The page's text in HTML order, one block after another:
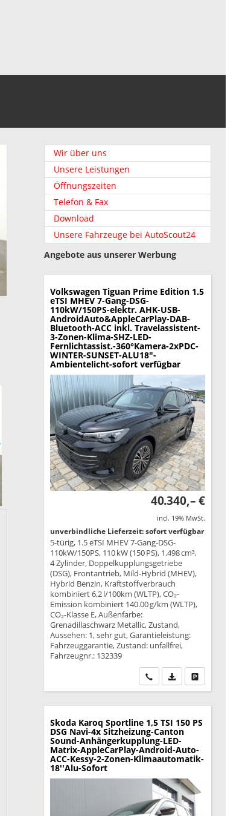
Wir über uns
Unsere Leistungen
Öffnungszeiten
Telefon & Fax
Download
Unsere Fahrzeuge bei AutoScout24
Angebote aus unserer Werbung
Volkswagen Tiguan Prime Edition 1.5
eTSI MHEV 7-Gang-DSG-
110kW/150PS-elektr. AHK-USB-
AndroidAuto&AppleCarPlay-DAB-
Bluetooth-ACC inkl. Travelassistent-
3-Zonen-Klima-SHZ-LED-
Fernlichtassist.-360°Kamera-2xPDC-
WINTER-SUNSET-ALU18"-
Ambientelicht-sofort verfügbar
40.340,– €
incl. 19% MwSt.
unverbindliche Lieferzeit: sofort verfügbar
5-türig, 1.5 eTSI MHEV 7-Gang-DSG-
110kW/150PS, 110 kW (150 PS), 1.498 cm³,
4 Zylinder, Doppelkupplungsgetriebe
(DSG), Frontantrieb, Mild-Hybrid (MHEV),
Hybrid Benzin, Kraftstoffverbrauch
kombiniert 6,2 l/100km (WLTP), CO₂-
Emission kombiniert 140.00 g/km (WLTP),
CO₂-Klasse E, Außenfarbe:
Grenadillaschwarz Metallic, Zustand,
Aussehen: 1, sehr gut, Garantieleistung:
Fahrzeuggarantie, Zustand: unfallfrei,
Fahrzeugnr.: 132339
Wir rufen Sie an
PDF-Datei,Drucken,
Skoda Karoq Sportline 1,5 TSI 150 PS
DSG Navi-4x Sitzheizung-Canton
Sound-Anhängerkupplung-LED-
Matrix-AppleCarPlay-Android-Auto-
ACC-Kessy-2-Zonen-Klimaautomatik-
18''Alu-Sofort